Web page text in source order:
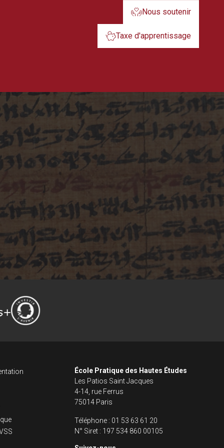
Nous soutenir
Taxe d'apprentissage
dans le
footerÉcole Pratique des Hautes Études
Les Patios Saint Jacques
4-14, rue Ferrus
75014 Paris
Téléphone : 01 53 63 61 20
N° Siret : 197 534 860 00105